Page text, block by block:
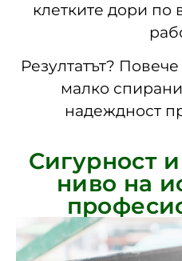
клетките дори по
Резултатът?
малко
надеждност
Сигурност
ниво на